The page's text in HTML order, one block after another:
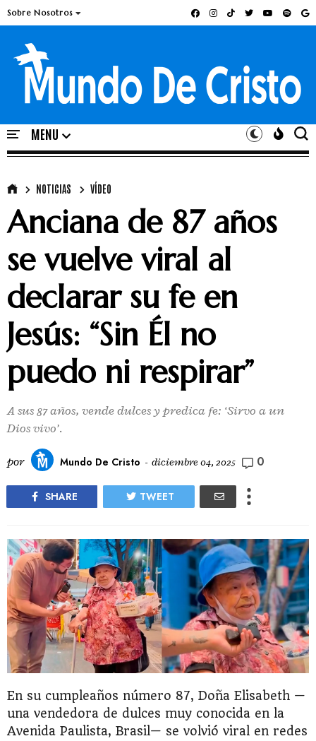
Sobre Nosotros
NOTICIAS VÍDEO
Anciana de 87 años
se vuelve viral al
declarar su fe en
Jesús: “Sin Él no
puedo ni respirar”
A sus 87 años, vende dulces y predica fe: ‘Sirvo a un
Dios vivo’.
por Mundo De Cristo - diciembre 04, 2025 0
SHARE TWEET
En su cumpleaños número 87, Doña Elisabeth —
una vendedora de dulces muy conocida en la
Avenida Paulista, Brasil— se volvió viral en redes